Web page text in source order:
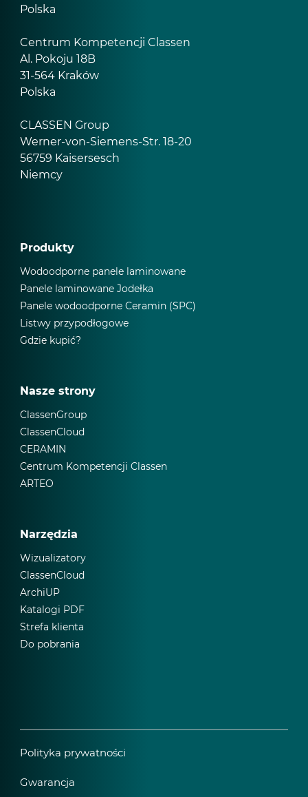
Polska
Centrum Kompetencji Classen
Al. Pokoju 18B
31-564 Kraków
Polska
CLASSEN Group
Werner-von-Siemens-Str. 18-20
56759 Kaisersesch
Niemcy
Produkty
Wodoodporne panele laminowane
Panele laminowane Jodełka
Panele wodoodporne Ceramin (SPC)
Listwy przypodłogowe
Gdzie kupić?
Nasze strony
ClassenGroup
ClassenCloud
CERAMIN
Centrum Kompetencji Classen
ARTEO
Narzędzia
Wizualizatory
ClassenCloud
ArchiUP
Katalogi PDF
Strefa klienta
Do pobrania
Polityka prywatności
Gwarancja